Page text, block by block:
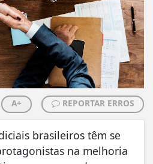
A+ REPORTAR ERROS
brasileiros têm se
na melhoria